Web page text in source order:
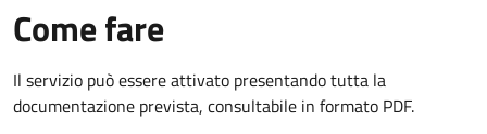
Come fare
Il servizio può essere attivato presentando tutta la
documentazione prevista, consultabile in formato PDF.